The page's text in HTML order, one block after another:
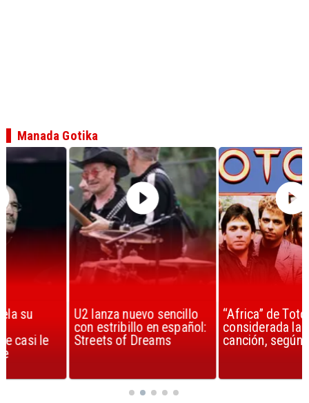
U2 lanza nuevo sencillo
con estribillo en español:
Streets of Dreams
“Africa” de Toto es
considerada la mejor
canción, según la ciencia
Manada Gotika